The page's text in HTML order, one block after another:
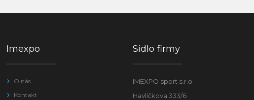
Imexpo
O nás
Kontakt
Sídlo firmy
IMEXPO sport s.r.o.
Havlíčkova 333/6